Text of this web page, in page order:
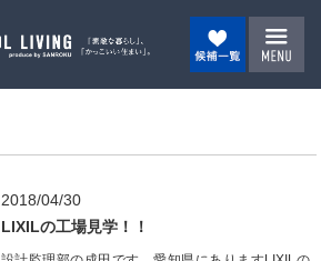
2018/04/30
LIXILの工場見学！！